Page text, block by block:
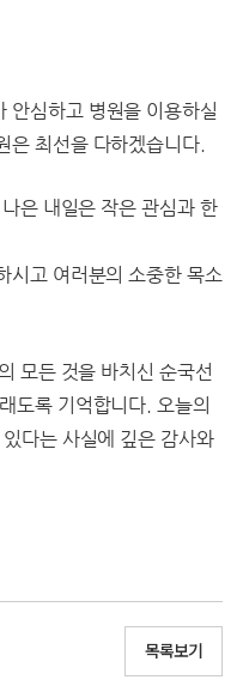
안심하고 병원을 이용하실
은 최선을 다하겠습니다.
은 내일은 작은 관심과 한
시고 여러분의 소중한 목소
모든 것을 바치신 순국선
도록 기억합니다. 오늘의
다는 사실에 깊은 감사와
목록보기